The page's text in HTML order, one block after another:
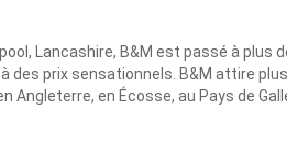
Lancashire, B&M est passé à plus
des prix sensationnels. B&M attire
Angleterre, en Écosse, au Pays de